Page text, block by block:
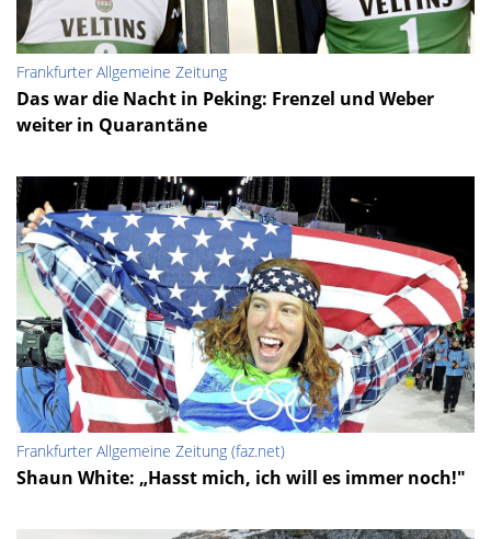
Frankfurter Allgemeine Zeitung
Das war die Nacht in Peking: Frenzel und Weber
weiter in Quarantäne
Frankfurter Allgemeine Zeitung (faz.net)
Shaun White: „Hasst mich, ich will es immer noch!"